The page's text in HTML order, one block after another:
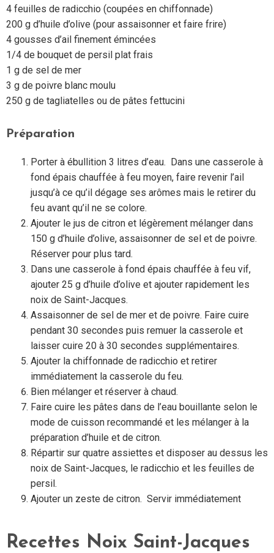
4 feuilles de radicchio (coupées en chiffonnade)
200 g d’huile d’olive (pour assaisonner et faire frire)
4 gousses d’ail finement émincées
1/4 de bouquet de persil plat frais
1 g de sel de mer
3 g de poivre blanc moulu
250 g de tagliatelles ou de pâtes fettucini
Préparation
Porter à ébullition 3 litres d’eau. Dans une casserole à
fond épais chauffée à feu moyen, faire revenir l’ail
jusqu’à ce qu’il dégage ses arômes mais le retirer du
feu avant qu’il ne se colore.
Ajouter le jus de citron et légèrement mélanger dans
150 g d’huile d’olive, assaisonner de sel et de poivre.
Réserver pour plus tard.
Dans une casserole à fond épais chauffée à feu vif,
ajouter 25 g d’huile d’olive et ajouter rapidement les
noix de Saint-Jacques.
Assaisonner de sel de mer et de poivre. Faire cuire
pendant 30 secondes puis remuer la casserole et
laisser cuire 20 à 30 secondes supplémentaires.
Ajouter la chiffonnade de radicchio et retirer
immédiatement la casserole du feu.
Bien mélanger et réserver à chaud.
Faire cuire les pâtes dans de l’eau bouillante selon le
mode de cuisson recommandé et les mélanger à la
préparation d’huile et de citron.
Répartir sur quatre assiettes et disposer au dessus les
noix de Saint-Jacques, le radicchio et les feuilles de
persil.
Ajouter un zeste de citron. Servir immédiatement
Recettes Noix Saint-Jacques